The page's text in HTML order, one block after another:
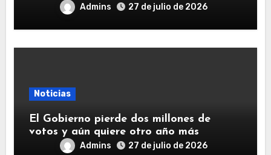
Admins 27 de julio de 2026
Noticias
El Gobierno pierde dos millones de
votos y aún quiere otro año más
Admins 27 de julio de 2026